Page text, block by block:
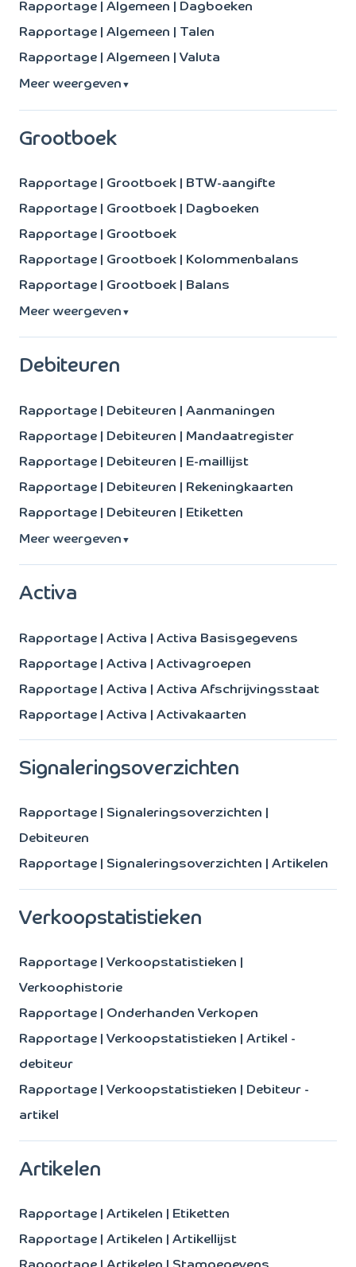
Rapportage | Algemeen | Dagboeken
Rapportage | Algemeen | Talen
Rapportage | Algemeen | Valuta
Meer weergeven ▼
Grootboek
Rapportage | Grootboek | BTW-aangifte
Rapportage | Grootboek | Dagboeken
Rapportage | Grootboek
Rapportage | Grootboek | Kolommenbalans
Rapportage | Grootboek | Balans
Meer weergeven ▼
Debiteuren
Rapportage | Debiteuren | Aanmaningen
Rapportage | Debiteuren | Mandaatregister
Rapportage | Debiteuren | E-maillijst
Rapportage | Debiteuren | Rekeningkaarten
Rapportage | Debiteuren | Etiketten
Meer weergeven ▼
Activa
Rapportage | Activa | Activa Basisgegevens
Rapportage | Activa | Activagroepen
Rapportage | Activa | Activa Afschrijvingsstaat
Rapportage | Activa | Activakaarten
Signaleringsoverzichten
Rapportage | Signaleringsoverzichten |
Debiteuren
Rapportage | Signaleringsoverzichten | Artikelen
Verkoopstatistieken
Rapportage | Verkoopstatistieken |
Verkoophistorie
Rapportage | Onderhanden Verkopen
Rapportage | Verkoopstatistieken | Artikel -
debiteur
Rapportage | Verkoopstatistieken | Debiteur -
artikel
Artikelen
Rapportage | Artikelen | Etiketten
Rapportage | Artikelen | Artikellijst